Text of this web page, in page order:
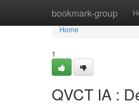
bookmark-group
Home
Home
1
QVCT IA :